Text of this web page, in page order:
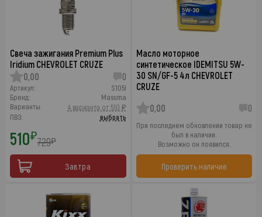
Свеча зажигания Premium Plus
Iridium CHEVROLET CRUZE
0,00
0
Артикул:
S105I
Бренд:
Masuma
Варианты:
4 варианта от 510 ₽
ПВЗ:
выбрать
510₽729₽
Завтра
Масло моторное
синтетическое IDEMITSU 5W-
30 SN/GF-5 4л CHEVROLET
CRUZE
0,00
0
При последнем обновлении товар не
был в наличии.
Возможно он появился.
Проверить наличие